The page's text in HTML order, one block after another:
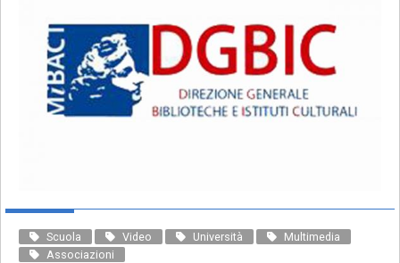
Scuola Video Università
Multimedia
Associazioni